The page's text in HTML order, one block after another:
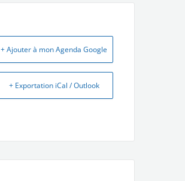
+ Ajouter à mon Agenda Google
+ Exportation iCal / Outlook